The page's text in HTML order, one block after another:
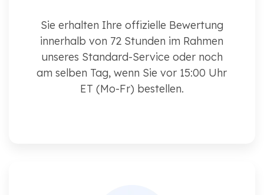
Sie erhalten Ihre offizielle Bewertung
innerhalb von 72 Stunden im Rahmen
unseres Standard-Service oder noch
am selben Tag, wenn Sie vor 15:00 Uhr
ET (Mo-Fr) bestellen.